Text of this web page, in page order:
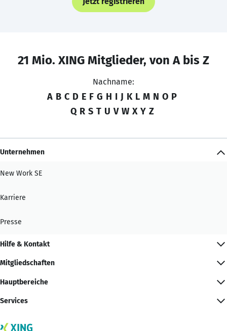
21 Mio. XING Mitglieder, von A bis Z
Nachname:
A B C D E F G H I J K L M N O P
Q R S T U V W X Y Z
Unternehmen
New Work SE
Karriere
Presse
Hilfe & Kontakt
Mitgliedschaften
Hauptbereiche
Services